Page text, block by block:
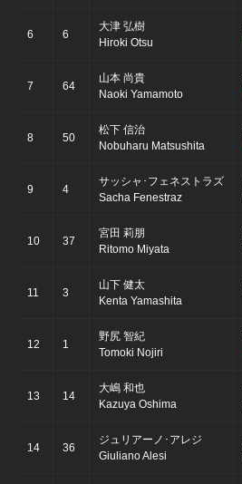
6 6
大津 弘樹
Hiroki Otsu
7 64
山本 尚貴
Naoki Yamamoto
8 50
松下 信治
Nobuharu Matsushita
9 4
サッシャ･フェネストラズ
Sacha Fenestraz
10 37
宮田 莉朋
Ritomo Miyata
11 3
山下 健太
Kenta Yamashita
12 1
野尻 智紀
Tomoki Nojiri
13 14
大嶋 和也
Kazuya Oshima
14 36
ジュリアーノ･アレジ
Giuliano Alesi